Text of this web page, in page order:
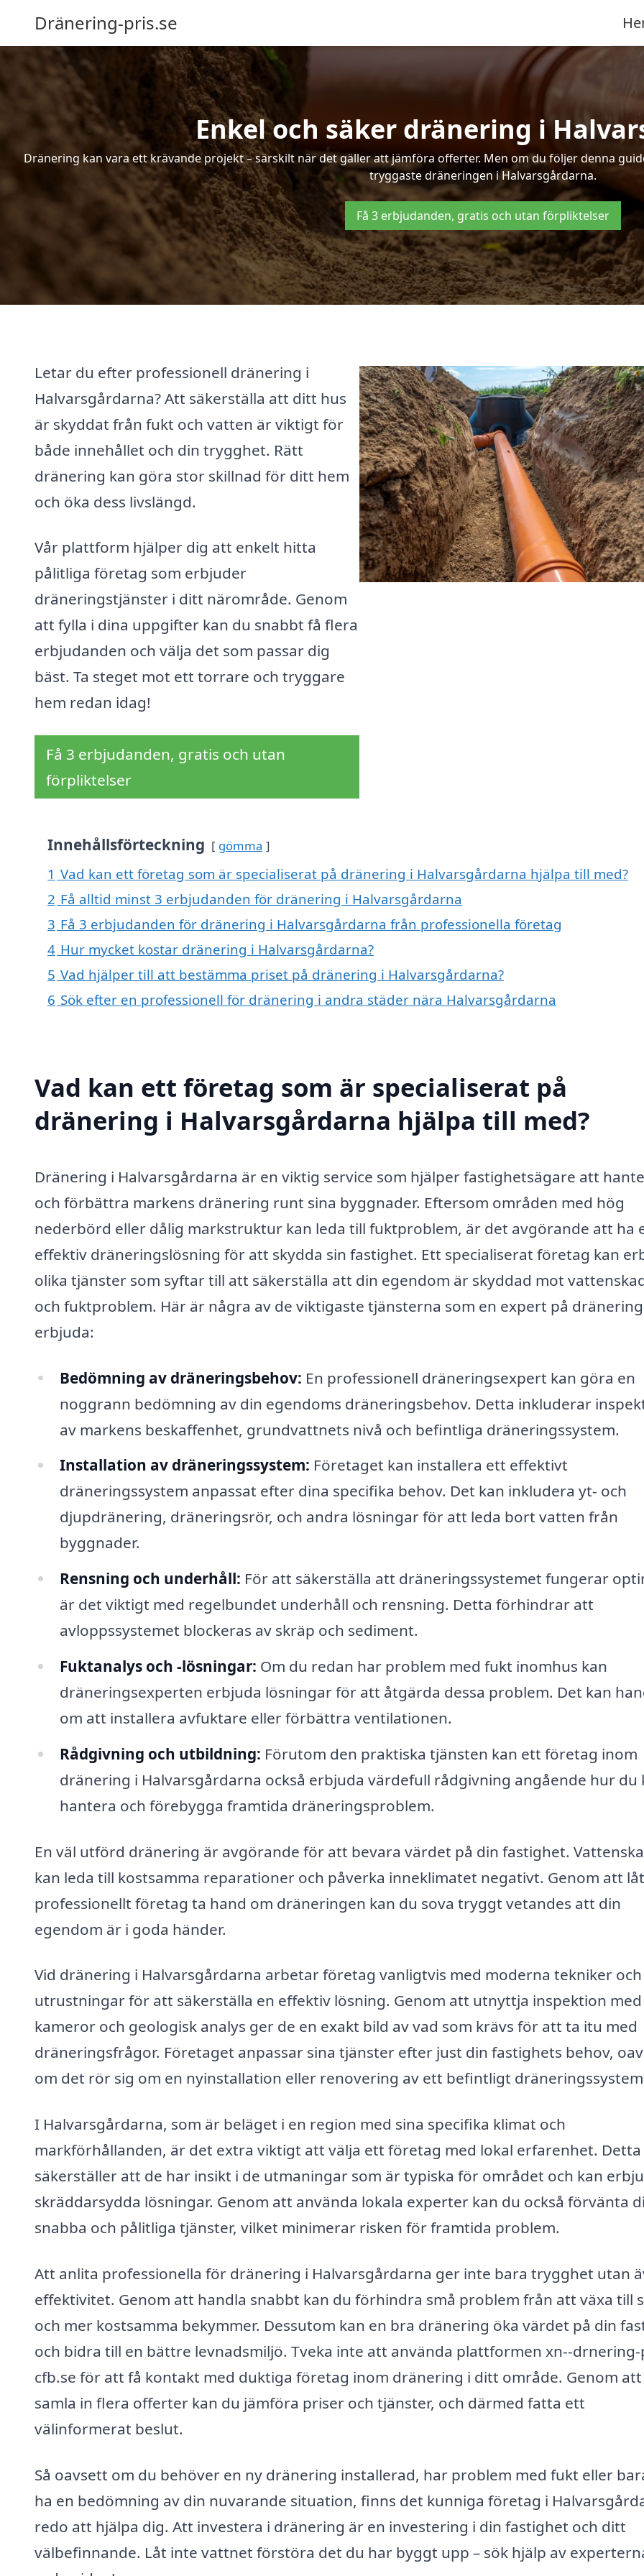
Dränering-pris.se
Enkel och säker dränering i
Dränering kan vara ett krävande projekt – särskilt när det gäller att jämföra offerter. Men om du följer denna
tryggaste dräneringen i Halvarsgårdarna.
Få 3 erbjudanden, gratis och utan förpliktelser
Letar du efter professionell dränering i
Halvarsgårdarna? Att säkerställa att ditt hus
är skyddat från fukt och vatten är viktigt för
både innehållet och din trygghet. Rätt
dränering kan göra stor skillnad för ditt hem
och öka dess livslängd.
Vår plattform hjälper dig att enkelt hitta
pålitliga företag som erbjuder
dräneringstjänster i ditt närområde. Genom
att fylla i dina uppgifter kan du snabbt få flera
erbjudanden och välja det som passar dig
bäst. Ta steget mot ett torrare och tryggare
hem redan idag!
Få 3 erbjudanden, gratis och utan
förpliktelser
Innehållsförteckning gömma
1 Vad kan ett företag som är specialiserat på dränering i Halvarsgårdarna hjälpa till med?
2 Få alltid minst 3 erbjudanden för dränering i Halvarsgårdarna
3 Få 3 erbjudanden för dränering i Halvarsgårdarna från professionella företag
4 Hur mycket kostar dränering i Halvarsgårdarna?
5 Vad hjälper till att bestämma priset på dränering i Halvarsgårdarna?
6 Sök efter en professionell för dränering i andra städer nära Halvarsgårdarna
Vad kan ett företag som är specialiserat på
dränering i Halvarsgårdarna hjälpa till med?
Dränering i Halvarsgårdarna är en viktig service som hjälper fastighetsägare att
och förbättra markens dränering runt sina byggnader. Eftersom områden med hög
nederbörd eller dålig markstruktur kan leda till fuktproblem, är det avgörande att ha
effektiv dräneringslösning för att skydda sin fastighet. Ett specialiserat företag kan
olika tjänster som syftar till att säkerställa att din egendom är skyddad mot
och fuktproblem. Här är några av de viktigaste tjänsterna som en expert på
erbjuda:
Bedömning av dräneringsbehov: En professionell dräneringsexpert kan göra en
noggrann bedömning av din egendoms dräneringsbehov. Detta inkluderar
av markens beskaffenhet, grundvattnets nivå och befintliga dräneringssystem.
Installation av dräneringssystem: Företaget kan installera ett effektivt
dräneringssystem anpassat efter dina specifika behov. Det kan inkludera yt- och
djupdränering, dräneringsrör, och andra lösningar för att leda bort vatten från
byggnader.
Rensning och underhåll: För att säkerställa att dräneringssystemet fungerar
är det viktigt med regelbundet underhåll och rensning. Detta förhindrar att
avloppssystemet blockeras av skräp och sediment.
Fuktanalys och -lösningar: Om du redan har problem med fukt inomhus kan
dräneringsexperten erbjuda lösningar för att åtgärda dessa problem. Det kan
om att installera avfuktare eller förbättra ventilationen.
Rådgivning och utbildning: Förutom den praktiska tjänsten kan ett företag inom
dränering i Halvarsgårdarna också erbjuda värdefull rådgivning angående hur du
hantera och förebygga framtida dräneringsproblem.
En väl utförd dränering är avgörande för att bevara värdet på din fastighet.
kan leda till kostsamma reparationer och påverka inneklimatet negativt. Genom att
professionellt företag ta hand om dräneringen kan du sova tryggt vetandes att din
egendom är i goda händer.
Vid dränering i Halvarsgårdarna arbetar företag vanligtvis med moderna tekniker och
utrustningar för att säkerställa en effektiv lösning. Genom att utnyttja inspektion med
kameror och geologisk analys ger de en exakt bild av vad som krävs för att ta itu med
dräneringsfrågor. Företaget anpassar sina tjänster efter just din fastighets behov,
om det rör sig om en nyinstallation eller renovering av ett befintligt
I Halvarsgårdarna, som är beläget i en region med sina specifika klimat och
markförhållanden, är det extra viktigt att välja ett företag med lokal erfarenhet. Detta
säkerställer att de har insikt i de utmaningar som är typiska för området och kan
skräddarsydda lösningar. Genom att använda lokala experter kan du också förvänta
snabba och pålitliga tjänster, vilket minimerar risken för framtida problem.
Att anlita professionella för dränering i Halvarsgårdarna ger inte bara trygghet utan
effektivitet. Genom att handla snabbt kan du förhindra små problem från att växa till
och mer kostsamma bekymmer. Dessutom kan en bra dränering öka värdet på din
och bidra till en bättre levnadsmiljö. Tveka inte att använda plattformen xn--drnering-
cfb.se för att få kontakt med duktiga företag inom dränering i ditt område. Genom att
samla in flera offerter kan du jämföra priser och tjänster, och därmed fatta ett
välinformerat beslut.
Så oavsett om du behöver en ny dränering installerad, har problem med fukt eller
ha en bedömning av din nuvarande situation, finns det kunniga företag i
redo att hjälpa dig. Att investera i dränering är en investering i din fastighet och ditt
välbefinnande. Låt inte vattnet förstöra det du har byggt upp – sök hjälp av